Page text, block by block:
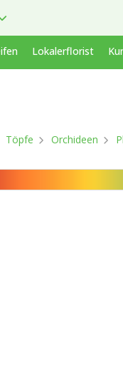
Lokalerflorist
Töpfe Orchideen